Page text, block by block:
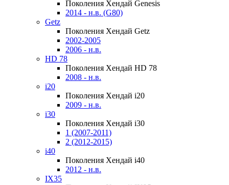
Поколения Хендай Genesis
2014 - н.в. (G80)
Getz
Поколения Хендай Getz
2002-2005
2006 - н.в.
HD 78
Поколения Хендай HD 78
2008 - н.в.
i20
Поколения Хендай i20
2009 - н.в.
i30
Поколения Хендай i30
1 (2007-2011)
2 (2012-2015)
i40
Поколения Хендай i40
2012 - н.в.
IX35